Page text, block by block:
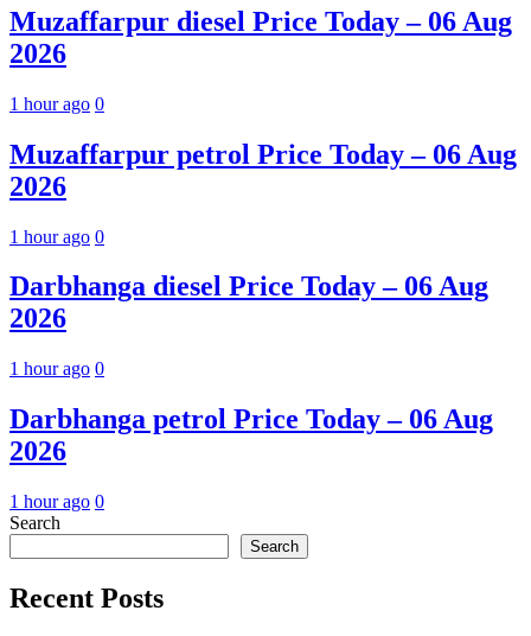
Muzaffarpur diesel Price Today – 06 Aug
2026
1 hour ago 0
Muzaffarpur petrol Price Today – 06 Aug
2026
1 hour ago 0
Darbhanga diesel Price Today – 06 Aug
2026
1 hour ago 0
Darbhanga petrol Price Today – 06 Aug
2026
1 hour ago 0
Search
Search
Recent Posts